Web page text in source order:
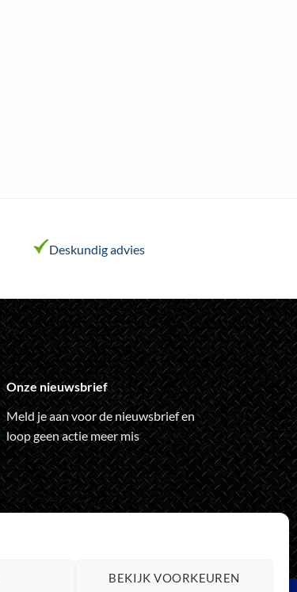
BEKIJK VOORKEUREN
Deskundig advies
Onze nieuwsbrief
Meld je aan voor de nieuwsbrief en
loop geen actie meer mis